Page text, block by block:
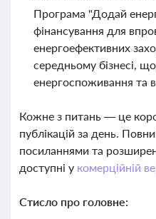
Програма "Додай
фінансування для
енергоефективних
середньому бізнесі,
енергоспоживання та
Кожне з питань — це
публікацій за день.
посиланнями та
доступні у комерційній
Стисло про головне: